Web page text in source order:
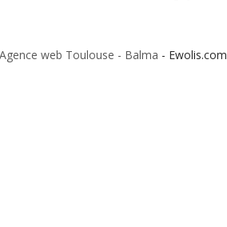
web Toulouse - Balma - Ewolis.com